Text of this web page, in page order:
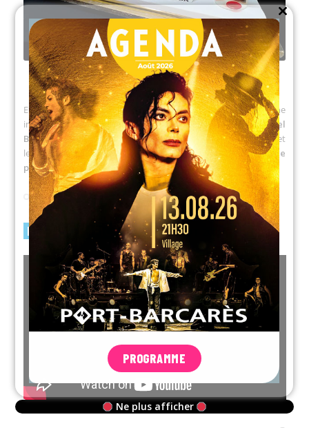
En début de soirée la danse a été mise à l’honneur avec une
initiation de Sardane, proposée par l’association « Sardana del
Barcarès »avant l’embrasement du port par les plaisanciers et
le bouquet final de cette belle journée :le grand feu d’artifice
pyromusical, un des plus beau du département.
FEU D’ARTIFICE LUNDI 15 AOÛT 2022
PROGRAMME
Ne plus afficher